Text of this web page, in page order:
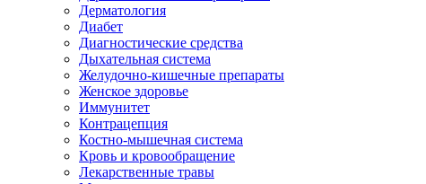
Дерматология
Диабет
Диагностические средства
Дыхательная система
Желудочно-кишечные препараты
Женское здоровье
Иммунитет
Контрацепция
Костно-мышечная система
Кровь и кровообращение
Лекарственные травы